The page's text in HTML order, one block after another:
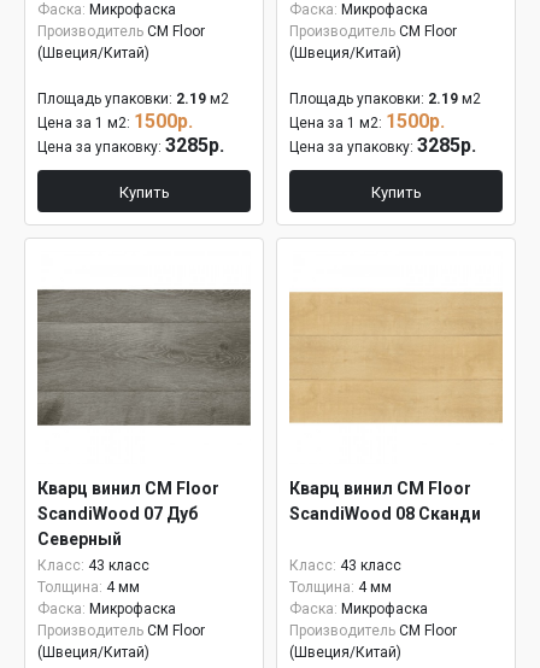
Фаска: Микрофаска
Производитель CM Floor
(Швеция/Китай)
Площадь упаковки: 2.19 м2
Цена за 1 м2: 1500р.
Цена за упаковку: 3285р.
Купить
Фаска: Микрофаска
Производитель CM Floor
(Швеция/Китай)
Площадь упаковки: 2.19 м2
Цена за 1 м2: 1500р.
Цена за упаковку: 3285р.
Купить
Кварц винил CM Floor
ScandiWood 07 Дуб
Северный
Класс: 43 класс
Толщина: 4 мм
Фаска: Микрофаска
Производитель CM Floor
(Швеция/Китай)
Кварц винил CM Floor
ScandiWood 08 Сканди
Класс: 43 класс
Толщина: 4 мм
Фаска: Микрофаска
Производитель CM Floor
(Швеция/Китай)